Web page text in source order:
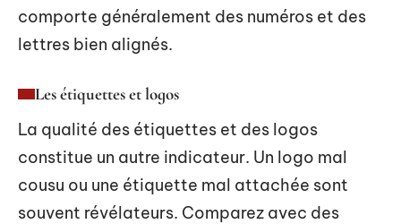
comporte généralement des numéros et des
lettres bien alignés.
Les étiquettes et logos
La qualité des étiquettes et des logos
constitue un autre indicateur. Un logo mal
cousu ou une étiquette mal attachée sont
souvent révélateurs. Comparez avec des